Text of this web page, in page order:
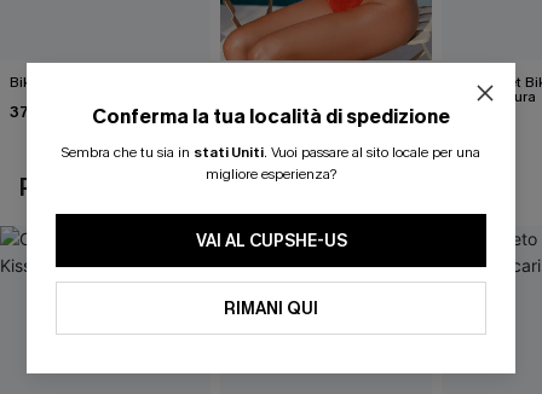
Bikini verde Coffee Date
37,00 €
42,00 €
Sono il Set
Senza Paura
POTREBBE INTERESSARTI ANCHE
Conferma la tua località di spedizione
Sembra che tu sia in stati Uniti. Vuoi passare al sito locale per una
migliore esperienza?
VAI AL CUPSHE-US
RIMANI QUI